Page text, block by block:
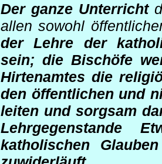
Der ganze Unterricht
allen sowohl
der Lehre der
sein; die Bischöfe
Hirtenamtes die
den öffentlichen und
leiten und sorgsam
Lehrgegenstande
katholischen